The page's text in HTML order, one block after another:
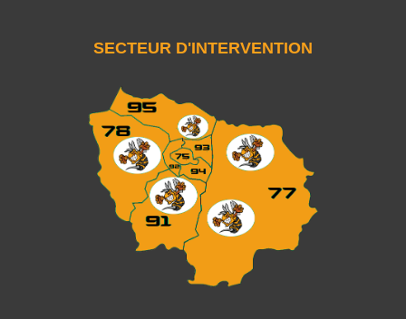
SECTEUR D'INTERVENTION